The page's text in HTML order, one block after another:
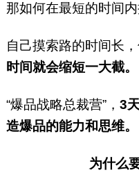
那如何在最短的时间
自己摸索路的时间长
时间就会缩短一大截。
“爆品战略总裁营”， 3
造爆品的能力和思维。
为什么